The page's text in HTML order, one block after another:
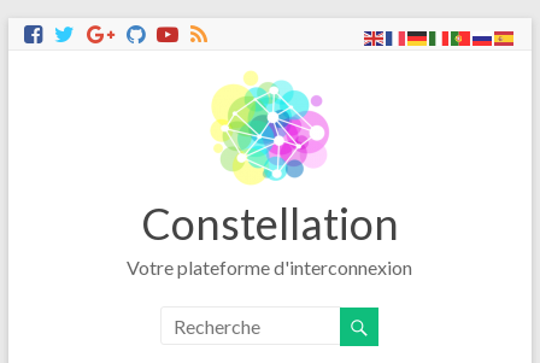
Constellation
Votre plateforme d'interconnexion